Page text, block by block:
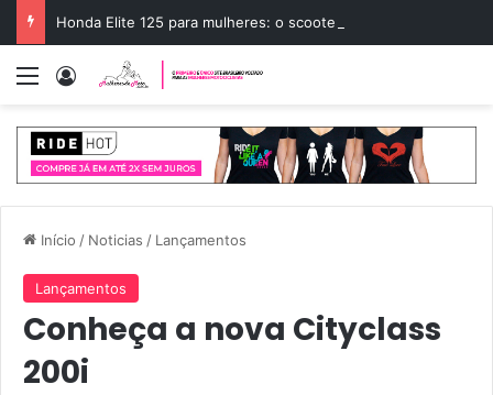
Honda Elite 125 para mulheres: o scooter ideal
Menu Entrar
Início / Noticias / Lançamentos
Lançamentos
Conheça a nova Cityclass
200i